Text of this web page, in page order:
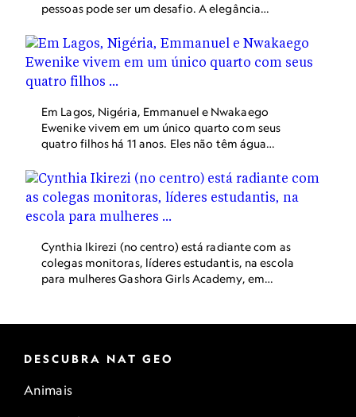
pessoas pode ser um desafio. A elegância
exuberância de suas apresentações – a música,
rituais e jargões – subvertem as frivolidades da
vida cotidiana. As sapeuses costumam se
apresentar em público, e são aclamadas
longo das décadas, La Sape tem funcionado
como veículo de resistência, de protestos
pacíficos, ativismo social, uma subcultura cuja
Em Lagos, Nigéria, Emmanuel e Nwakaego
Ewenike vivem em um único quarto com seus
quatro filhos há 11 anos. Eles não têm água
situação que Emmanuel chama de "muito ruim".
Mais de um terço da população da Nigéria vive
em extrema pobreza, a mais alta taxa do
mundo. A população do país pode quadruplicar
Cynthia Ikirezi (no centro) está radiante com as
colegas monitoras, líderes estudantis, na escola
para mulheres Gashora Girls Academy, em
prioridades do governo que tem como objetivo
DESCUBRA NAT GEO
Animais